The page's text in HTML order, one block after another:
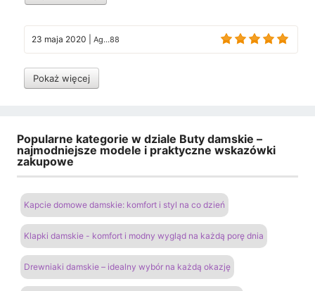
23 maja 2020 Ag...88
Pokaż więcej
Popularne kategorie w dziale Buty damskie –
najmodniejsze modele i praktyczne wskazówki
zakupowe
Kapcie domowe damskie: komfort i styl na co dzień
Klapki damskie - komfort i modny wygląd na każdą porę dnia
Drewniaki damskie – idealny wybór na każdą okazję